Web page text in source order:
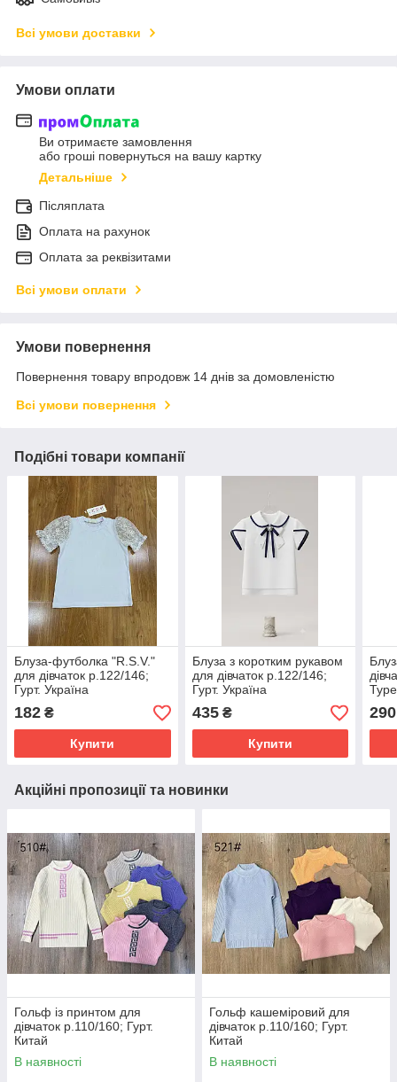
Всі умови доставки
Умови оплати
Ви отримаєте замовлення
або гроші повернуться на вашу картку
Детальніше
Післяплата
Оплата на рахунок
Оплата за реквізитами
Всі умови оплати
Умови повернення
Повернення товару впродовж 14 днів за домовленістю
Всі умови повернення
Подібні товари компанії
Блуза-футболка "R.S.V."
для дівчаток р.122/146;
Гурт. Україна
182 ₴
Купити
Блуза з коротким рукавом
для дівчаток р.122/146;
Гурт. Україна
435₴
Купити
290
Акційні пропозиції та новинки
Гольф із принтом для
дівчаток р.110/160; Гурт.
Китай
В наявності
Гольф кашеміровий для
дівчаток р.110/160; Гурт.
Китай
В наявності